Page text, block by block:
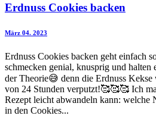
Erdnuss Cookies backen
März 04. 2023
Erdnuss Cookies backen geht
schmecken genial, knusprig und halten
der Theorie😅 denn die Erdnuss Kekse
von 24 Stunden verputzt!🥰🥰🥰 Ich
Rezept leicht abwandeln kann: welche
in den Cookies...